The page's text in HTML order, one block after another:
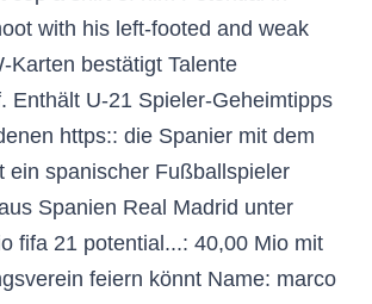
with his left-footed and weak
Karten bestätigt Talente
Enthält U-21 Spieler-Geheimtipps
https:: die Spanier mit dem
ein spanischer Fußballspieler
Spanien Real Madrid unter
fifa 21 potential...: 40,00 Mio mit
feiern könnt Name: marco